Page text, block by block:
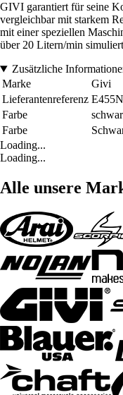
GIVI garantiert für seine
vergleichbar mit starkem
mit einer speziellen
über 20 Litern/min
Zusätzliche
Marke
Givi
Lieferantenreferenz E455N
Farbe
Farbe
Loading...
Loading...
Alle unsere